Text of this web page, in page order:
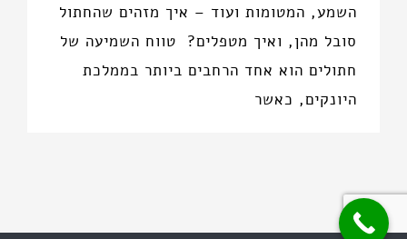
השמע, המטומות ועוד – איך מזהים שהחתול
סובל מהן, ואיך מטפלים? טווח השמיעה של
חתולים הוא אחד הרחבים ביותר בממלכת
היונקים, כאשר